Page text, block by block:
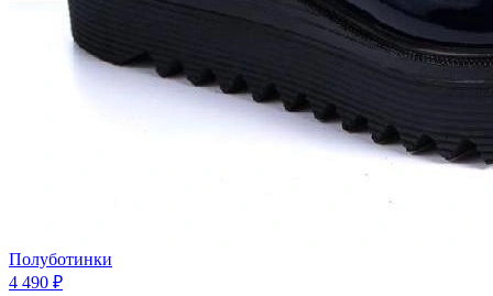
Полуботинки
4 490 ₽